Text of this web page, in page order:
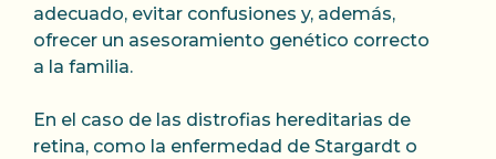
adecuado, evitar confusiones y, además,
ofrecer un asesoramiento genético correcto
a la familia.
En el caso de las distrofias hereditarias de
retina, como la enfermedad de Stargardt o